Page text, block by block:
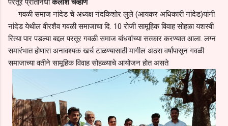
परतूर प्रतिनिधीकैलाश चव्हाण
गवळी समाज नांदेड चे अध्यक्ष नंदकिशोर लुले (आयकर अधिकारी नांदेड)यांनी
नांदेड येथील वीरशैव गवळी समाजाचा दि. 10 रोजी सामूहिक विवाह सोहळा यशस्वी
रित्या पार पडल्या बद्दल परतूर गवळी समाज बांधवांच्या सत्कार करण्यात आला. लग्न
समारंभात होणारा अनावश्यक खर्च टाळण्यासाठी मागील अठरा वर्षांपासून गवळी
समाजाच्या वतीने सामूहिक विवाह सोहळ्याचे आयोजन होत असते